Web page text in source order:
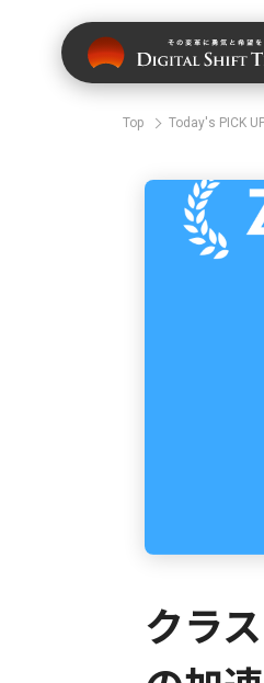
Top Today's PICK
クラ